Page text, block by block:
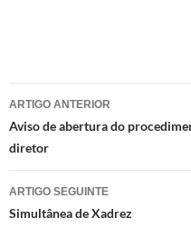
Navegação
de
artigos
ARTIGO ANTERIOR
Aviso de abertura do
diretor
ARTIGO SEGUINTE
Simultânea de Xadrez